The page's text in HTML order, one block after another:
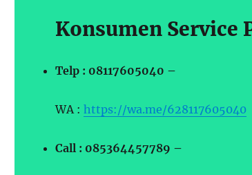
Konsumen Service
Telp : 08117605040 –
WA :https://wa.me/628117605040
Call : 085364457789 –